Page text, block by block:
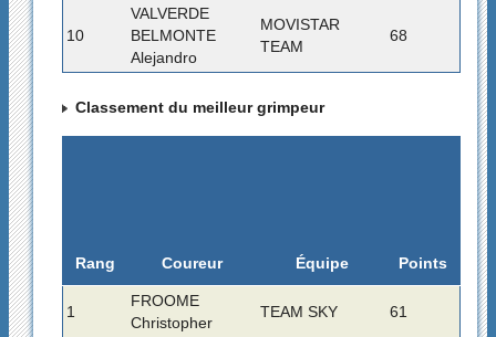
10
VALVERDE
BELMONTE
Alejandro
MOVISTAR
TEAM
68
Classement du meilleur grimpeur
Rang Coureur Équipe Points
1
FROOME
Christopher
TEAM SKY 61